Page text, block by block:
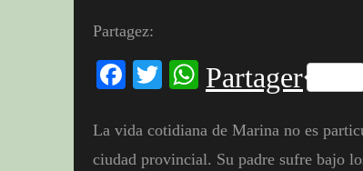
Partagez:
Facebook
Twitter
WhatsApp
Partager
La vida cotidiana de Marina no es
ciudad provincial. Su padre sufre bajo